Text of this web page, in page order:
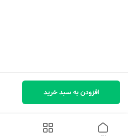
افزودن به سبد خرید